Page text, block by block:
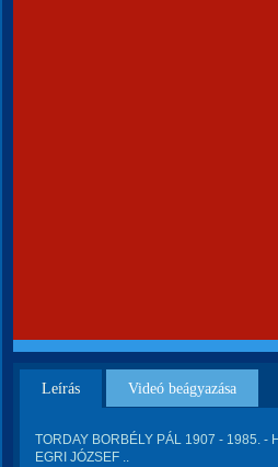
Leírás Videó beágyazása
TORDAY BORBÉLY PÁL 1907 - 1985. -
EGRI JÓZSEF ..